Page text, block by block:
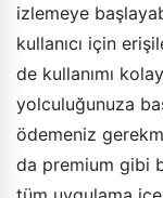
izlemeye
kullanıcı için
de kullanımı
yolculuğunuza
ödemeniz
da premium gibi